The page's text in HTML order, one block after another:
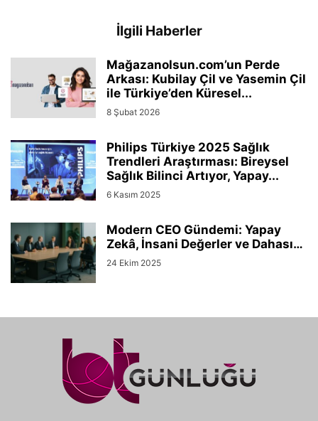
İlgili Haberler
Mağazanolsun.com’un Perde
Arkası: Kubilay Çil ve Yasemin Çil
ile Türkiye’den Küresel...
8 Şubat 2026
Philips Türkiye 2025 Sağlık
Trendleri Araştırması: Bireysel
Sağlık Bilinci Artıyor, Yapay...
6 Kasım 2025
Modern CEO Gündemi: Yapay
Zekâ, İnsani Değerler ve Dahası…
24 Ekim 2025